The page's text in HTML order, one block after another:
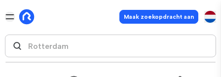
Maak zoekopdracht aan